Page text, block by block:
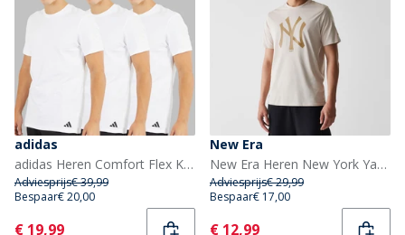
adidas
adidas Heren Comfort Flex Katoen Drie Pak Ronde Hals T-shirts Wit
Adviesprijs€ 39,99
Bespaar€ 20,00
Current
€ 19,99
New Era
New Era Heren New York Yankees T-shirt Stone Wit Stnwht
Adviesprijs€ 29,99
Bespaar€ 17,00
Current
€ 12,99